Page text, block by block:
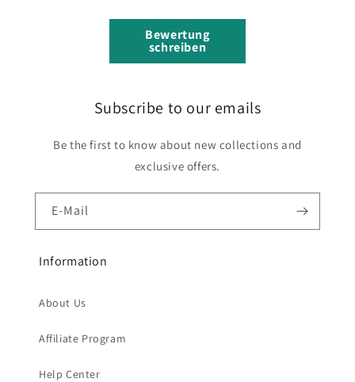
Bewertung
schreiben
Subscribe to our emails
Be the first to know about new collections and
exclusive offers.
E-Mail
Information
About Us
Affiliate Program
Help Center